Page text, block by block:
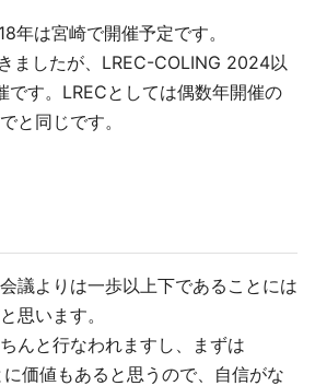
年は宮崎で開催予定です。
ましたが、LREC-COLING 2024以
です。LRECとしては偶数年開催の
と同じです。
議よりは一歩以上下であることには
思います。
んと行なわれますし、まずは
価値もあると思うので、自信がな